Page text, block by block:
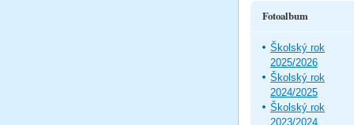
Fotoalbum
Školský rok
2025/2026
Školský rok
2024/2025
Školský rok
2023/2024